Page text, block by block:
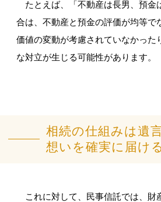
たとえば、「不動産は長男、預金
合は、不動産と預金の評価が均等で
価値の変動が考慮されていなかった
な対立が生じる可能性があります。
相続の仕組みは遺
想いを確実に届け
これに対して、民事信託では、財